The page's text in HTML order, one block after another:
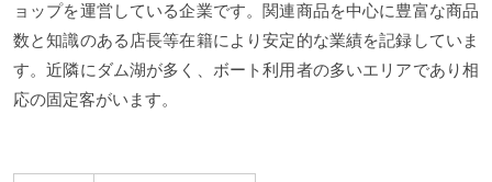
ョップを運営している企業です。関連商品を中心に豊富な商品
数と知識のある店長等在籍により安定的な業績を記録していま
す。近隣にダム湖が多く、ボート利用者の多いエリアであり相
応の固定客がいます。